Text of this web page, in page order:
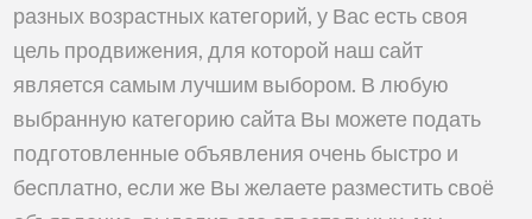
разных возрастных категорий, у Вас есть своя
цель продвижения, для которой наш сайт
является самым лучшим выбором. В любую
выбранную категорию сайта Вы можете подать
подготовленные объявления очень быстро и
бесплатно, если же Вы желаете разместить своё